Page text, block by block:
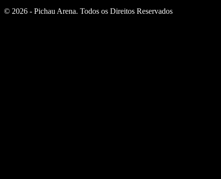
© 2026 - Pichau Arena. Todos os Direitos Reservados